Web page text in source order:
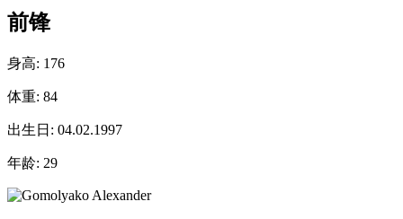
前锋
身高: 176
体重: 84
出生日: 04.02.1997
年龄: 29